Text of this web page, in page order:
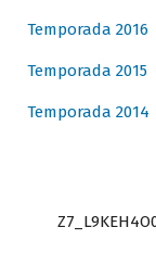
Temporada 2016
Temporada 2015
Temporada 2014